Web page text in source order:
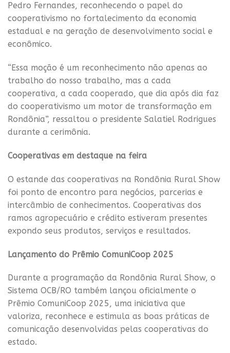
Pedro Fernandes, reconhecendo o papel do
cooperativismo no fortalecimento da economia
estadual e na geração de desenvolvimento social e
econômico.
“Essa moção é um reconhecimento não apenas ao
trabalho do nosso trabalho, mas a cada
cooperativa, a cada cooperado, que dia após dia faz
do cooperativismo um motor de transformação em
Rondônia”, ressaltou o presidente Salatiel Rodrigues
durante a cerimônia.
Cooperativas em destaque na feira
O estande das cooperativas na Rondônia Rural Show
foi ponto de encontro para negócios, parcerias e
intercâmbio de conhecimentos. Cooperativas dos
ramos agropecuário e crédito estiveram presentes
expondo seus produtos, serviços e resultados.
Lançamento do Prêmio ComuniCoop 2025
Durante a programação da Rondônia Rural Show, o
Sistema OCB/RO também lançou oficialmente o
Prêmio ComuniCoop 2025, uma iniciativa que
valoriza, reconhece e estimula as boas práticas de
comunicação desenvolvidas pelas cooperativas do
estado.